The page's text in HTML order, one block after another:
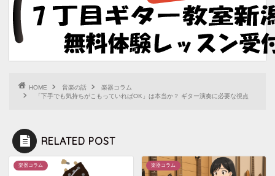
HOME 音楽の話
楽器コラム
「下手でも気持ちがこもっていればOK」は本当か？ ギター演奏に必要な視点
RELATED POST
楽器コラム 楽器コラム